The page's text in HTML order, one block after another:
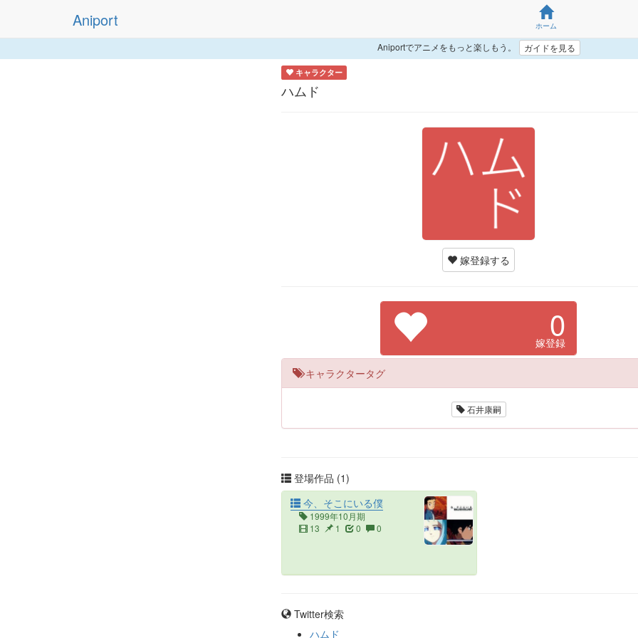
Aniport ホーム
Aniportでアニメをもっと楽しもう。 ガイドを見る
キャラクター
ハムド
嫁登録する
0
嫁登録
キャラクタータグ
石井康嗣
登場作品 (1)
今、そこにいる僕
1999年10月期
13
1 0 0
Twitter検索
ハムド